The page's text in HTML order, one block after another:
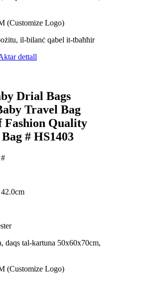
(Customize Logo)
il-bilanċ qabel it-tbaħħir
dettall
Drial Bags
Travel Bag
Fashion Quality
# HS1403
daqs tal-kartuna 50x60x70cm,
(Customize Logo)